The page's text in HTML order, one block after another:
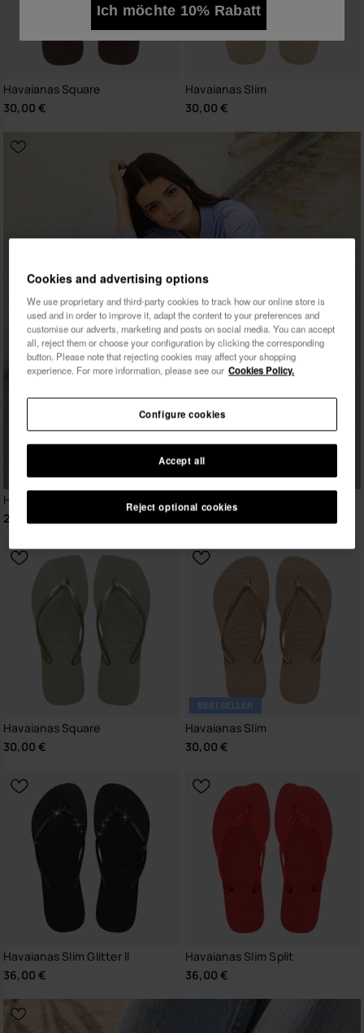
Havaianas Square
30,00 €
Havaianas Slim
30,00 €
BESTSELLER
Havaianas Top
22,00 €
Havaianas Square
30,00 €
BESTSELLER
Havaianas Slim
30,00 €
Havaianas Slim Glitter II
36,00 €
Havaianas Slim Split
36,00 €
Ich möchte 10% Rabatt
Cookies and advertising options
We use proprietary and third-party cookies to track how our online store is
used and in order to improve it, adapt the content to your preferences and
customise our adverts, marketing and posts on social media. You can accept
all, reject them or choose your configuration by clicking the corresponding
button. Please note that rejecting cookies may affect your shopping
experience. For more information, please see our Cookies Policy.
Reject optional cookies
Accept all
Configure cookies